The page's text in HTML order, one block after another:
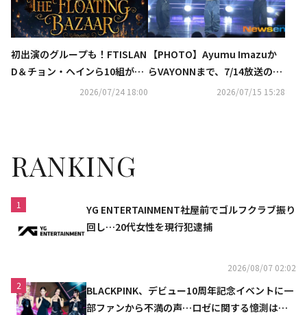
初出演のグループも！FTISLAN
D＆チョン・ヘインら10組が集
結「FNC KINGDOM」日本で12
2026/07/24 18:00
【PHOTO】Ayumu Imazuか
らVAYONNまで、7/14放送の
「THE SHOW」に出演2026/07/15 15:28
RANKING
1
YG ENTERTAINMENT社屋前でゴルフクラブ振り
回し…20代女性を現行犯逮捕
2026/08/07 02:02
2
BLACKPINK、デビュー10周年記念イベントに一
部ファンから不満の声…ロゼに関する憶測は否